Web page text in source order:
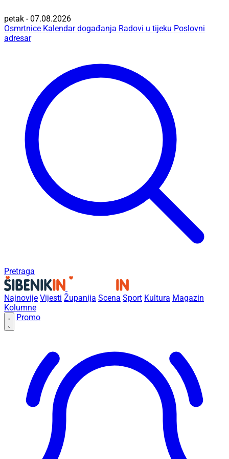
petak - 07.08.2026
Osmrtnice Kalendar događanja Radovi u tijeku Poslovni
adresar
Pretraga
Najnovije Vijesti Županija Scena Sport Kultura Magazin
Kolumne
Promo